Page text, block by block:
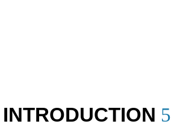
INTRODUCTION 5